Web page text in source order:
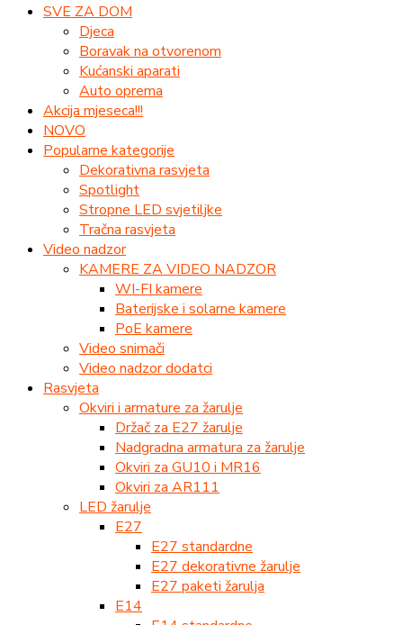
SVE ZA DOM
Djeca
Boravak na otvorenom
Kućanski aparati
Auto oprema
Akcija mjeseca!!!
NOVO
Popularne kategorije
Dekorativna rasvjeta
Spotlight
Stropne LED svjetiljke
Tračna rasvjeta
Video nadzor
KAMERE ZA VIDEO NADZOR
WI-FI kamere
Baterijske i solarne kamere
PoE kamere
Video snimači
Video nadzor dodatci
Rasvjeta
Okviri i armature za žarulje
Držač za E27 žarulje
Nadgradna armatura za žarulje
Okviri za GU10 i MR16
Okviri za AR111
LED žarulje
E27
E27 standardne
E27 dekorativne žarulje
E27 paketi žarulja
E14